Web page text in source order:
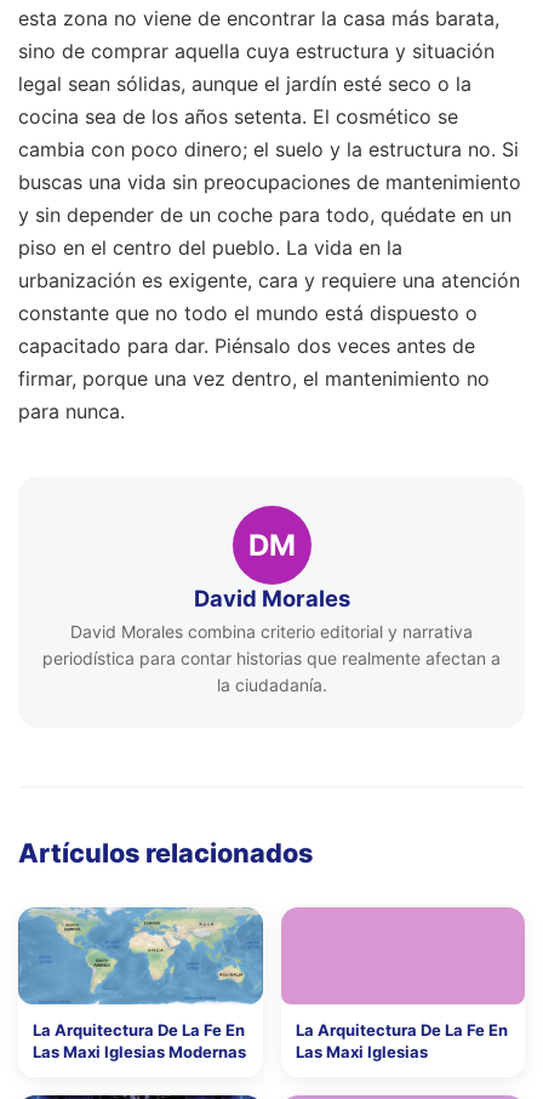
esta zona no viene de encontrar la casa más barata,
sino de comprar aquella cuya estructura y situación
legal sean sólidas, aunque el jardín esté seco o la
cocina sea de los años setenta. El cosmético se
cambia con poco dinero; el suelo y la estructura no. Si
buscas una vida sin preocupaciones de mantenimiento
y sin depender de un coche para todo, quédate en un
piso en el centro del pueblo. La vida en la
urbanización es exigente, cara y requiere una atención
constante que no todo el mundo está dispuesto o
capacitado para dar. Piénsalo dos veces antes de
firmar, porque una vez dentro, el mantenimiento no
para nunca.
DM
David Morales
David Morales combina criterio editorial y narrativa
periodística para contar historias que realmente afectan a
la ciudadanía.
Artículos relacionados
La Arquitectura De La Fe En
Las Maxi Iglesias Modernas
La Arquitectura De La Fe En
Las Maxi Iglesias